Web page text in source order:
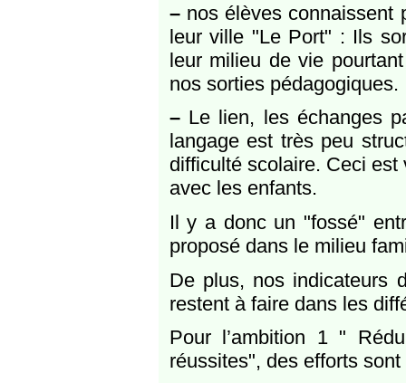
–nos élèves connaissent
leur ville "Le Port" : Ils
leur milieu de vie
nos sorties pédagogiques.
–Le lien, les échanges
langage est très peu
difficulté scolaire. Ceci
avec les enfants.
Il y a donc un "fossé"
proposé dans le milieu
De plus, nos indicateurs
restent à faire dans les
Pour l’ambition 1 "
réussites", des efforts